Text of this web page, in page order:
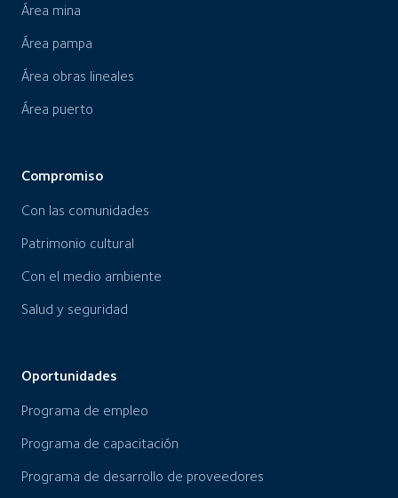
Área mina
Área pampa
Área obras lineales
Área puerto
Compromiso
Con las comunidades
Patrimonio cultural
Con el medio ambiente
Salud y seguridad
Oportunidades
Programa de empleo
Programa de capacitación
Programa de desarrollo de proveedores